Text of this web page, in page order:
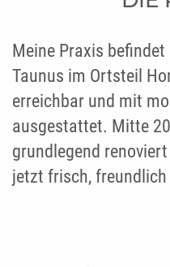
Meine Praxis
Taunus im Ortsteil
erreichbar und mit
ausgestattet. Mitte
grundlegend
jetzt frisch,